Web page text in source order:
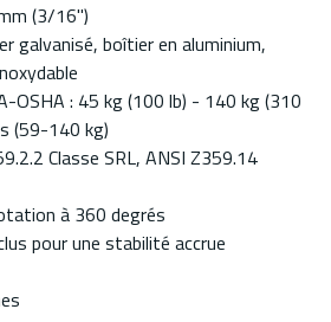
(3/16")
galvanisé, boîtier en aluminium,
OSHA : 45 kg (100 lb) - 140 kg (310
(59-140 kg)
Classe SRL, ANSI Z359.14
à 360 degrés
pour une stabilité accrue